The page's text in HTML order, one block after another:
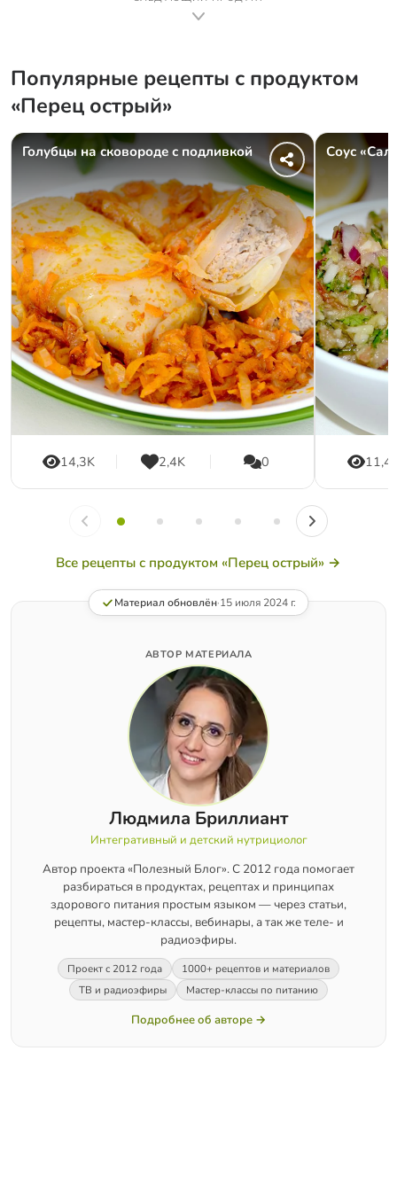
Популярные рецепты с продуктом
«Перец острый»
Голубцы на сковороде с подливкой
14,3K 2,4K 0
Соус
Все рецепты с продуктом «Перец острый» →
Материал обновлён·15 июля 2024 г.
АВТОР МАТЕРИАЛА
Людмила Бриллиант
Интегративный и детский нутрициолог
Автор проекта «Полезный Блог». С 2012 года помогает
разбираться в продуктах, рецептах и принципах
здорового питания простым языком — через статьи,
рецепты, мастер-классы, вебинары, а так же теле- и
радиоэфиры.
Проект с 2012 года
1000+ рецептов и материалов
ТВ и радиоэфиры
Мастер-классы по питанию
Подробнее об авторе →